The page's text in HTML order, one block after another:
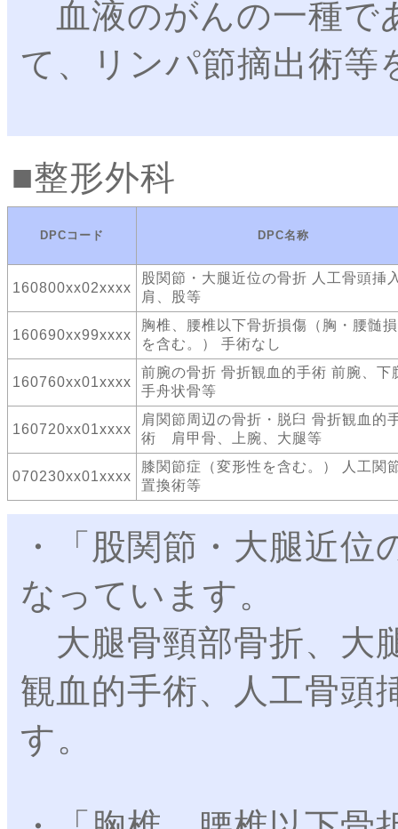
血液のがんの一種で
て、リンパ節摘出術等
整形外科
DPCコード DPC名称
160800xx02xxxx
股関節・大腿近位の骨折 人工骨頭挿
肩、股等
160690xx99xxxx
胸椎、腰椎以下骨折損傷（胸・腰髄
を含む。） 手術なし
160760xx01xxxx
前腕の骨折 骨折観血的手術 前腕、下
手舟状骨等
160720xx01xxxx
肩関節周辺の骨折・脱臼 骨折観血的
術 肩甲骨、上腕、大腿等
070230xx01xxxx
膝関節症（変形性を含む。） 人工関
置換術等
・「股関節・大腿近
なっています。
大腿骨頸部骨折、大
観血的手術、人工骨頭
す。